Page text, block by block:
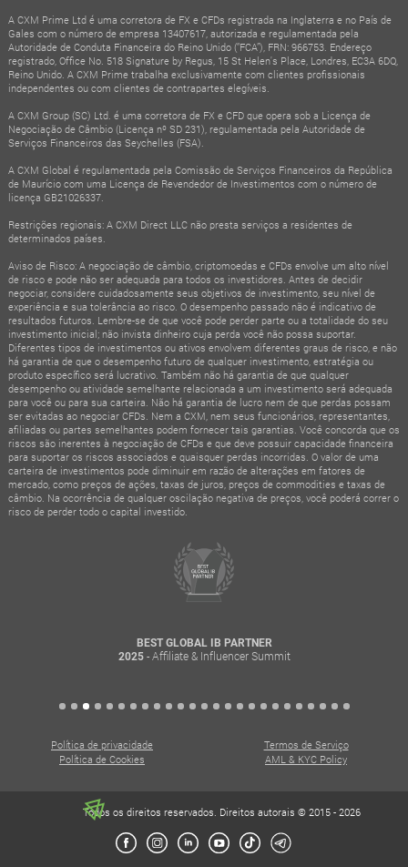
A CXM Prime Ltd é uma corretora de FX e CFDs registrada na Inglaterra e no País de
Gales com o número de empresa 13407617, autorizada e regulamentada pela
Autoridade de Conduta Financeira do Reino Unido (“FCA”), FRN: 966753. Endereço
registrado, Office No. 518 Signature by Regus, 15 St Helen's Place, Londres, EC3A 6DQ,
Reino Unido. A CXM Prime trabalha exclusivamente com clientes profissionais
independentes ou com clientes de contrapartes elegíveis.
A CXM Group (SC) Ltd. é uma corretora de FX e CFD que opera sob a Licença de
Negociação de Câmbio (Licença nº SD 231), regulamentada pela Autoridade de
Serviços Financeiros das Seychelles (FSA).
A CXM Global é regulamentada pela Comissão de Serviços Financeiros da República
de Maurício com uma Licença de Revendedor de Investimentos com o número de
licença GB21026337.
Restrições regionais: A CXM Direct LLC não presta serviços a residentes de
determinados países.
Aviso de Risco: A negociação de câmbio, criptomoedas e CFDs envolve um alto nível
de risco e pode não ser adequada para todos os investidores. Antes de decidir
negociar, considere cuidadosamente seus objetivos de investimento, seu nível de
experiência e sua tolerância ao risco. O desempenho passado não é indicativo de
resultados futuros. Lembre-se de que você pode perder parte ou a totalidade do seu
investimento inicial; não invista dinheiro cuja perda você não possa suportar.
Diferentes tipos de investimentos ou ativos envolvem diferentes graus de risco, e não
há garantia de que o desempenho futuro de qualquer investimento, estratégia ou
produto específico será lucrativo. Também não há garantia de que qualquer
desempenho ou atividade semelhante relacionada a um investimento será adequada
para você ou para sua carteira. Não há garantia de lucro nem de que perdas possam
ser evitadas ao negociar CFDs. Nem a CXM, nem seus funcionários, representantes,
afiliadas ou partes semelhantes podem fornecer tais garantias. Você concorda que os
riscos são inerentes à negociação de CFDs e que deve possuir capacidade financeira
para suportar os riscos associados e quaisquer perdas incorridas. O valor de uma
carteira de investimentos pode diminuir em razão de alterações em fatores de
mercado, como preços de ações, taxas de juros, preços de commodities e taxas de
câmbio. Na ocorrência de qualquer oscilação negativa de preços, você poderá correr o
risco de perder todo o capital investido.
BEST GLOBAL IB PARTNER
2025- Affiliate & Influencer Summit
Política de privacidade
Termos de Serviço
Política de Cookies
AML & KYC Policy
Todos os direitos reservados. Direitos autorais © 2015 - 2026